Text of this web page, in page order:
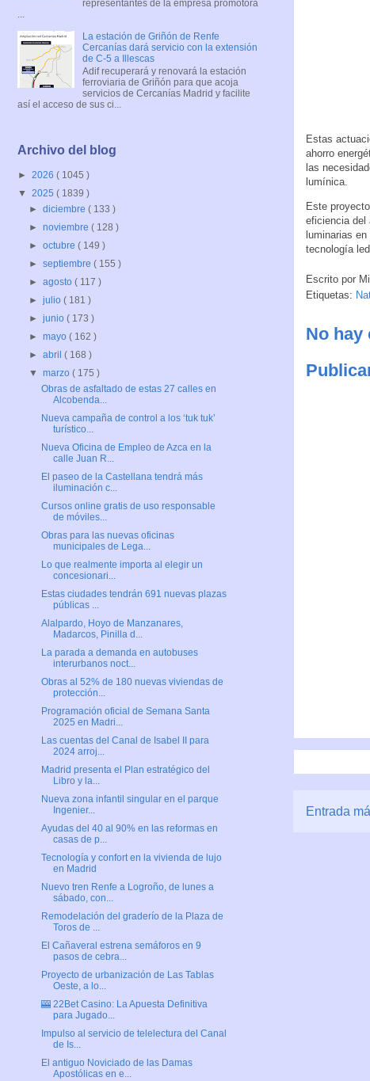
Estas
ahorro
las
lumínica.
Este
eficiencia del
luminarias
tecnología led.
Escrito por
Etiquetas:
No hay
Entrada
representantes de la empresa promotora
La estación de Griñón de Renfe
Cercanías dará servicio con la extensión
de C-5 a Illescas
Adif recuperará y renovará la estación
ferroviaria de Griñón para que acoja
servicios de Cercanías Madrid y facilite
así el acceso de sus ci...
Archivo del blog
► 2026 ( 1045 )
▼ 2025 ( 1839 )
►diciembre( 133 )
►noviembre( 128 )
►octubre( 149 )
►septiembre( 155 )
►agosto( 117 )
►julio( 181 )
►junio( 173 )
►mayo( 162 )
►abril( 168 )
▼marzo( 175 )
Obras de asfaltado de estas 27 calles en
Alcobenda...
Nueva campaña de control a los ‘tuk tuk’
turístico...
Nueva Oficina de Empleo de Azca en la
calle Juan R...
El paseo de la Castellana tendrá más
iluminación c...
Cursos online gratis de uso responsable
de móviles...
Obras para las nuevas oficinas
municipales de Lega...
Lo que realmente importa al elegir un
concesionari...
Estas ciudades tendrán 691 nuevas plazas
públicas ...
Alalpardo, Hoyo de Manzanares,
Madarcos, Pinilla d...
La parada a demanda en autobuses
interurbanos noct...
Obras al 52% de 180 nuevas viviendas de
protección...
Programación oficial de Semana Santa
2025 en Madri...
Las cuentas del Canal de Isabel II para
2024 arroj...
Madrid presenta el Plan estratégico del
Libro y la...
Nueva zona infantil singular en el parque
Ingenier...
Ayudas del 40 al 90% en las reformas en
casas de p...
Tecnología y confort en la vivienda de lujo
en Madrid
Nuevo tren Renfe a Logroño, de lunes a
sábado, con...
Remodelación del graderío de la Plaza de
Toros de ...
El Cañaveral estrena semáforos en 9
pasos de cebra...
Proyecto de urbanización de Las Tablas
Oeste, a lo...
🎰 22Bet Casino: La Apuesta Definitiva
para Jugado...
Impulso al servicio de telelectura del Canal
de Is...
El antiguo Noviciado de las Damas
Apostólicas en e...